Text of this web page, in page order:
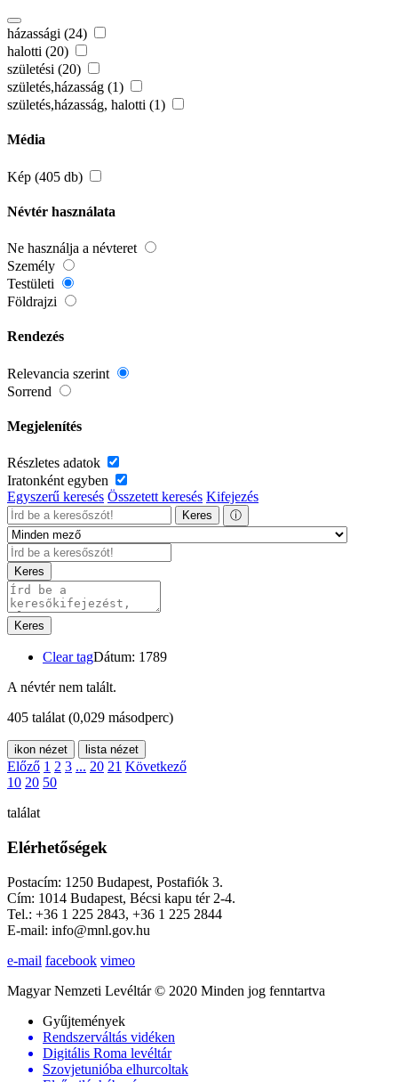
házassági (24)
halotti (20)
születési (20)
születés,házasság (1)
születés,házasság, halotti (1)
Média
Kép (405 db)
Névtér használata
Ne használja a névteret
Személy
Testületi
Földrajzi
Rendezés
Relevancia szerint
Sorrend
Megjelenítés
Részletes adatok
Iratonként egyben
Egyszerű keresés Összetett keresés Kifejezés
Keres ⓘ
Keres
Keres
Clear tagDátum: 1789
A névtér nem talált.
405 találat (0,029 másodperc)
ikon nézet lista nézet
Előző 1 2 3 ... 20 21 Következő
10 20 50
találat
Elérhetőségek
Postacím: 1250 Budapest, Postafiók 3.
Cím: 1014 Budapest, Bécsi kapu tér 2-4.
Tel.: +36 1 225 2843, +36 1 225 2844
E-mail: info@mnl.gov.hu
e-mail facebook vimeo
Magyar Nemzeti Levéltár © 2020 Minden jog fenntartva
Gyűjtemények
Rendszerváltás vidéken
Digitális Roma levéltár
Szovjetunióba elhurcoltak